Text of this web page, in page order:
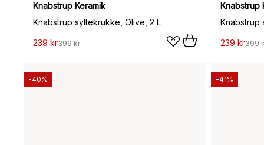
Knabstrup Keramik
Knabstrup syltekrukke, Olive, 2 L
239 kr399 kr
Knabstrup
Knabstrup
239 kr399
-40% -41%